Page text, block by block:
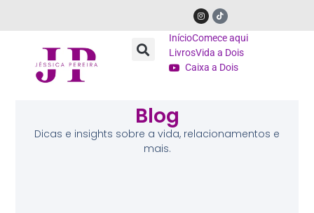
InícioComece aqui
LivrosVida a Dois
Caixa a Dois
Blog
Dicas e insights sobre a vida, relacionamentos e
mais.